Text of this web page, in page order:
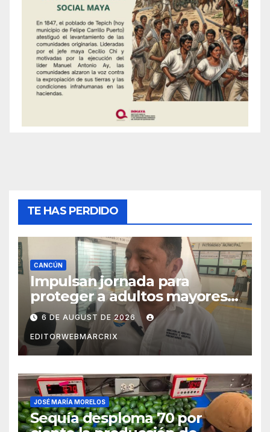
TE HAS PERDIDO
CANCÚN
Impulsan jornada para
proteger a adultos mayores
de fraudes en Cancún
6 DE AUGUST DE 2026
EDITORWEBMARCRIX
JOSÉ MARÍA MORELOS
Sequía desploma 70 por